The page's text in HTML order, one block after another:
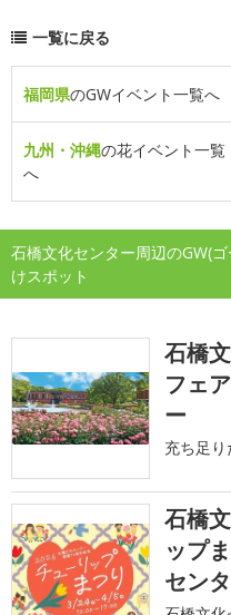
一覧に戻る
福岡県のGWイベント一覧へ
九州・沖縄の花イベント一覧
へ
石橋文化センター周辺のGW(
けスポット
石橋
フェ
ー
充ち足
石橋
ップ
セン